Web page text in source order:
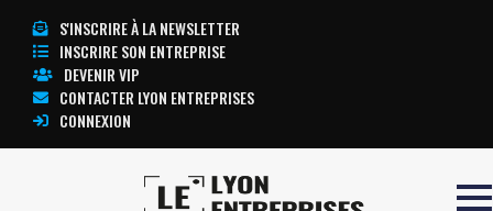
S'INSCRIRE À LA NEWSLETTER
INSCRIRE SON ENTREPRISE
DEVENIR VIP
CONTACTER LYON ENTREPRISES
CONNEXION